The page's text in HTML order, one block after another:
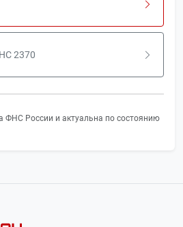
2370
ФНС России и актуальна по состоянию